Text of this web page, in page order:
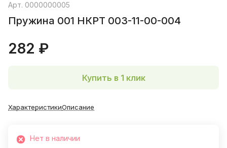
Арт. 0000000005
Пружина 001 НКРТ 003-11-00-004
282 ₽
Купить в 1 клик
ХарактеристикиОписание
Нет в наличии